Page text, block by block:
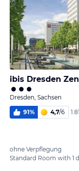
ibis Dresden
Dresden, Sachsen
91% 4,7/6
ohne Verpflegung